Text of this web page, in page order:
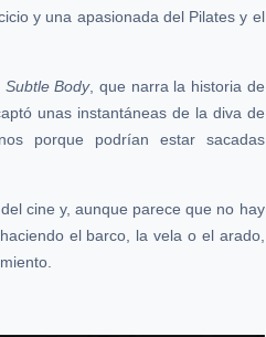
y una apasionada del Pilates y el
Subtle Body, que narra la historia de
unas instantáneas de la diva de
porque podrían estar sacadas
cine y, aunque parece que no hay
el barco, la vela o el arado,